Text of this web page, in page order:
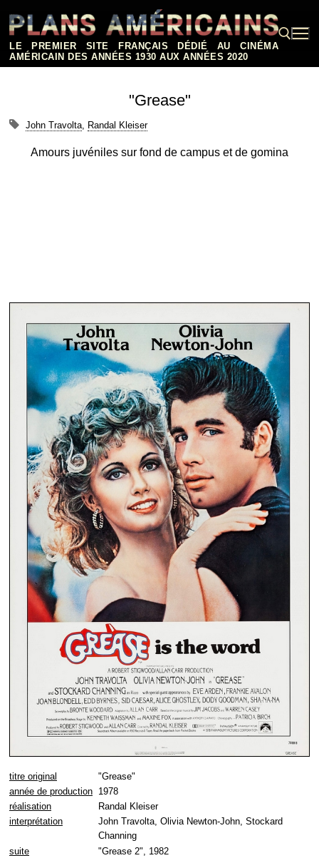
contenu
LE PREMIER SITE FRANÇAIS DÉDIÉ AU CINÉMA
AMÉRICAIN DES ANNÉES 1930 AUX ANNÉES 2020
"Grease"
John Travolta, Randal Kleiser
Amours juvéniles sur fond de campus et de gomina
titre original
"Grease"
année de production 1978
réalisation
Randal Kleiser
interprétation
John Travolta, Olivia Newton-John, Stockard
Channing
suite
"Grease 2", 1982